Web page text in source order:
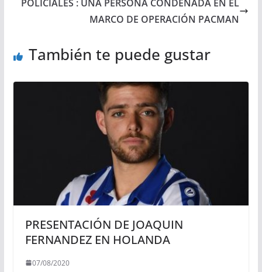
POLICIALES : UNA PERSONA CONDENADA EN EL
MARCO DE OPERACIÓN PACMAN
También te puede gustar
PRESENTACIÓN DE JOAQUIN
FERNANDEZ EN HOLANDA
07/08/2020